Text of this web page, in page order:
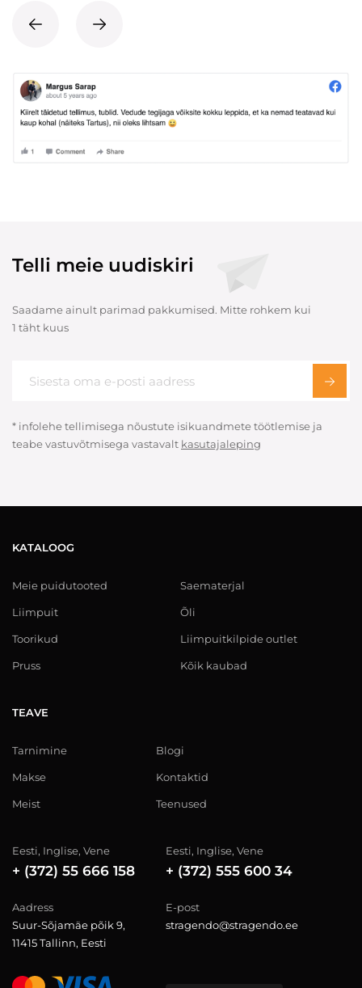
Telli meie uudiskiri
Saadame ainult parimad pakkumised. Mitte rohkem kui
1 täht kuus
* infolehe tellimisega nõustute isikuandmete töötlemise ja
teabe vastuvõtmisega vastavalt kasutajaleping
KATALOOG
Meie puidutooted
Liimpuit
Toorikud
Pruss
Saematerjal
Õli
Liimpuitkilpide outlet
Kõik kaubad
TEAVE
Tarnimine
Makse
Meist
Blogi
Kontaktid
Teenused
Eesti, Inglise, Vene
+ (372) 55 666 158
Eesti, Inglise, Vene
+ (372) 555 600 34
Aadress
Suur-Sõjamäe põik 9,
11415 Tallinn, Eesti
E-post
stragendo@stragendo.ee